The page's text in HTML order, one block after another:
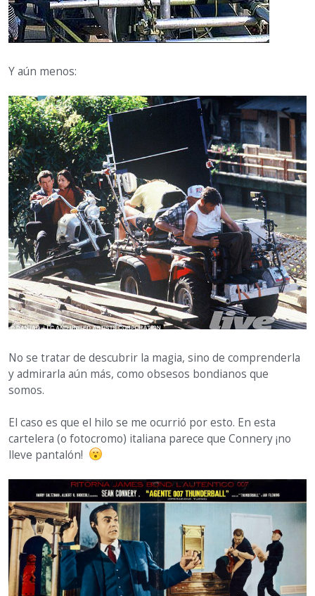
Y aún menos:
No se tratar de descubrir la magia, sino de comprenderla
y admirarla aún más, como obsesos bondianos que
somos.
El caso es que el hilo se me ocurrió por esto. En esta
cartelera (o fotocromo) italiana parece que Connery ¡no
lleve pantalón!